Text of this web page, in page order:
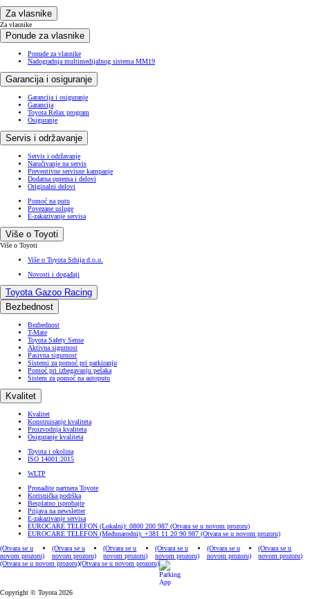
Za vlasnike
Za vlasnike
Ponude za vlasnike
Ponude za vlasnike
Nadogradnja multimedijalnog sistema MM19
Garancija i osiguranje
Garancija i osiguranje
Garancija
Toyota Relax program
Osiguranje
Servis i održavanje
Servis i održavanje
Naručivanje na servis
Preventivne servisne kampanje
Dodatna oprema i delovi
Originalni delovi
Pomoć na putu
Povezane usluge
E-zakazivanje servisa
Više o Toyoti
Više o Toyoti
Više o Toyota Srbija d.o.o.
Novosti i događaji
Toyota Gazoo Racing
Bezbednost
Bezbednost
T-Mate
Toyota Safety Sense
Aktivna sigurnost
Pasivna sigurnost
Sistemi za pomoć pri parkiranju
Pomoć pri izbegavanju pešaka
Sistem za pomoć na autoputu
Kvalitet
Kvalitet
Konstruisanje kvaliteta
Proizvodnja kvaliteta
Osiguranje kvaliteta
Toyota i okolina
ISO 14001:2015
WLTP
Pronađite partnera Toyote
Korisnička podrška
Besplatno isprobajte
Prijava na newsletter
E-zakazivanje servisa
EUROCARE TELEFON (Lokalni): 0800 200 987 (Otvara se u novom prozoru)
EUROCARE TELEFON (Međunarodni): +381 11 20 90 987 (Otvara se u novom prozoru)
(Otvara se u
novom prozoru)
(Otvara se u
novom prozoru)
(Otvara se u
novom prozoru)
(Otvara se u
novom prozoru)
(Otvara se u
novom prozoru)
(Otvara se u
novom prozoru)
(Otvara se u novom prozoru)(Otvara se u novom prozoru)
Copyright © Toyota 2026